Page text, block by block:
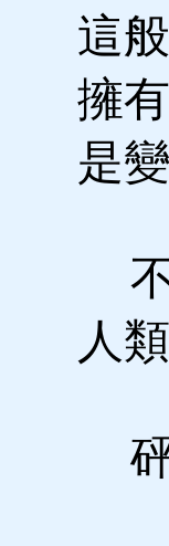
這
擁
是
不
人
砰